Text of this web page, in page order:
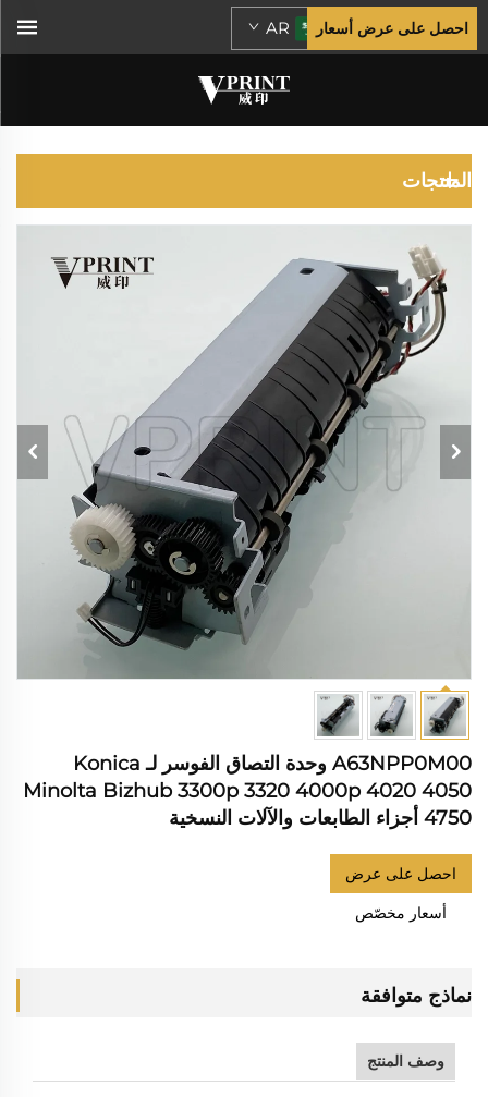
AR احصل على عرض أسعار
كونيكا مينولتا
المنتجات
A63NPP0M00 وحدة التصاق الفوسر لـ Konica
Minolta Bizhub 3300p 3320 4000p 4020 4050
4750 أجزاء الطابعات والآلات النسخية
احصل على عرض
أسعار مخصّص
نماذج متوافقة
وصف المنتج